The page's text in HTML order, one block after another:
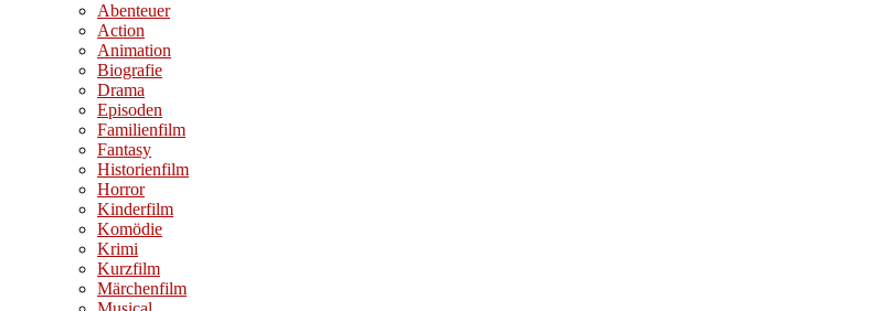
Abenteuer
Action
Animation
Biografie
Drama
Episoden
Familienfilm
Fantasy
Historienfilm
Horror
Kinderfilm
Komödie
Krimi
Kurzfilm
Märchenfilm